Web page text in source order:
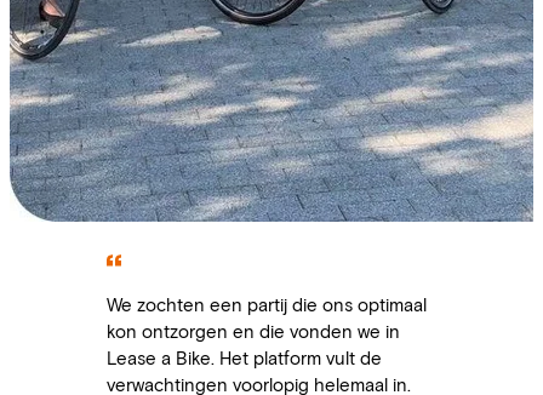
We zochten een partij die ons optimaal
kon ontzorgen en die vonden we in
Lease a Bike. Het platform vult de
verwachtingen voorlopig helemaal in.